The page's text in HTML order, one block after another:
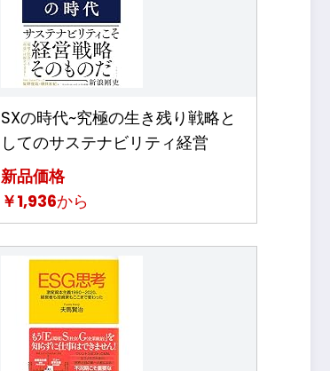
SXの時代~究極の生き残り戦略と
してのサステナビリティ経営
新品価格
￥1,936から